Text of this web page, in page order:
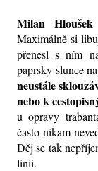
Milan Hloušek
Maximálně si
přenesl s ním
paprsky slunce
neustále
nebo k
u opravy
často nikam
Děj se tak
linii.